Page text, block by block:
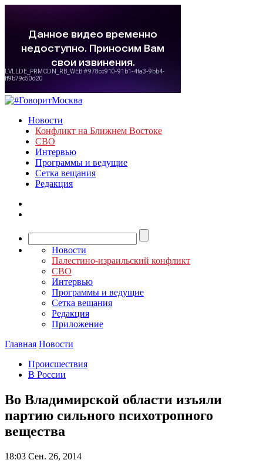
Новости
Конфликт на Ближнем Востоке
СВО
Интервью
Программы и ведущие
Сетка вещания
Редакция
Новости
Палестино-израильский конфликт
СВО
Интервью
Программы и ведущие
Сетка вещания
Редакция
Приложение
Главная Новости
Происшествия
В России
Во Владимирской области изъяли
партию сильного психотропного
вещества
18:03 Сен. 26, 2014